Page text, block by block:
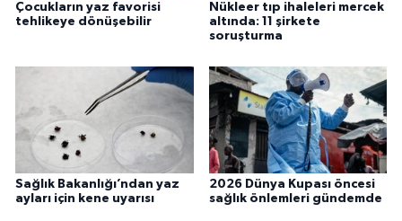
Çocukların yaz favorisi
tehlikeye dönüşebilir
Nükleer tıp ihaleleri mercek
altında: 11 şirkete
soruşturma
Sağlık Bakanlığı’ndan yaz
ayları için kene uyarısı
2026 Dünya Kupası öncesi
sağlık önlemleri gündemde